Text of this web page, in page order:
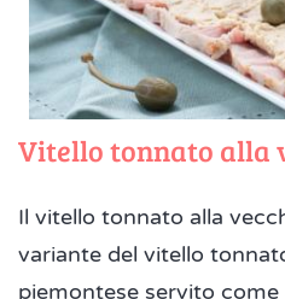
Vitello tonnato alla
Il vitello tonnato alla
variante del vitello
piemontese servito